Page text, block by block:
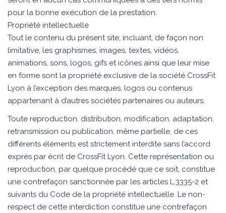
pour la bonne exécution de la prestation.
Propriété intellectuelle
Tout le contenu du présent site, incluant, de façon non
limitative, les graphismes, images, textes, vidéos,
animations, sons, logos, gifs et icônes ainsi que leur mise
en forme sont la propriété exclusive de la société CrossFit
Lyon à l’exception des marques, logos ou contenus
appartenant à d’autres sociétés partenaires ou auteurs.
Toute reproduction, distribution, modification, adaptation,
retransmission ou publication, même partielle, de ces
différents éléments est strictement interdite sans l’accord
exprès par écrit de CrossFit Lyon. Cette représentation ou
reproduction, par quelque procédé que ce soit, constitue
une contrefaçon sanctionnée par les articles L.3335-2 et
suivants du Code de la propriété intellectuelle. Le non-
respect de cette interdiction constitue une contrefaçon